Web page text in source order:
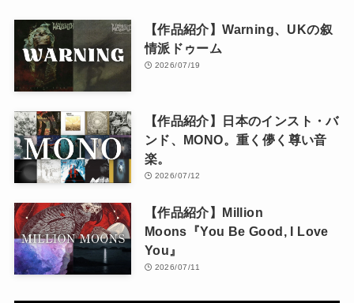
【作品紹介】Warning、UKの叙
情派ドゥーム
2026/07/19
【作品紹介】日本のインスト・バ
ンド、MONO。重く儚く尊い音
楽。
2026/07/12
【作品紹介】Million
Moons『You Be Good, I Love
You』
2026/07/11